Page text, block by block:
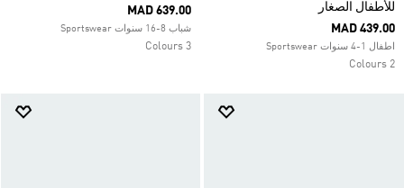
للأطفال الصغار
MAD 439.00
اطفال 1-4 سنوات Sportswear
2 Colours
MAD 639.00
شباب 8-16 سنوات Sportswear
3 Colours